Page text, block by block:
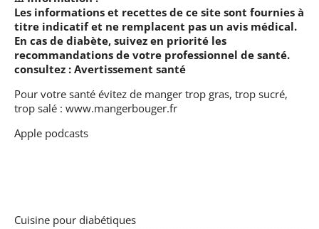
Les informations et recettes de ce site sont fournies à
titre indicatif et ne remplacent pas un avis médical.
En cas de diabète, suivez en priorité les
recommandations de votre professionnel de santé.
consultez : Avertissement santé
Pour votre santé évitez de manger trop gras, trop sucré,
trop salé : www.mangerbouger.fr
Apple podcasts
Cuisine pour diabétiques